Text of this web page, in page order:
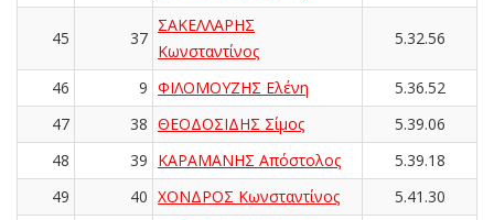
45 37
ΣΑΚΕΛΛΑΡΗΣ
Κωνσταντίνος
5.32.56
46 9 ΦΙΛΟΜΟΥΖΗΣ Ελένη
5.36.52
47
38 ΘΕΟΔΟΣΙΔΗΣ Σίμος
5.39.06
48
39 ΚΑΡΑΜΑΝΗΣ Απόστολος
5.39.18
49
40 ΧΟΝΔΡΟΣ Κωνσταντίνος
5.41.30